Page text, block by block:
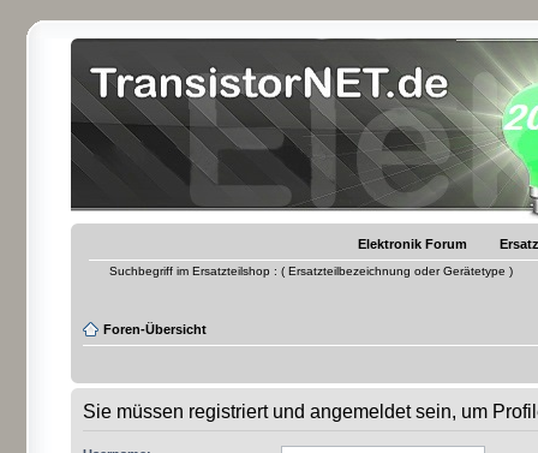
Elektronik Forum
Suchbegriff im Ersatzteilshop : ( Ersatzteilbezeichnung oder Gerätetype )
Foren-Übersicht
Sie müssen registriert und angemeldet sein, um